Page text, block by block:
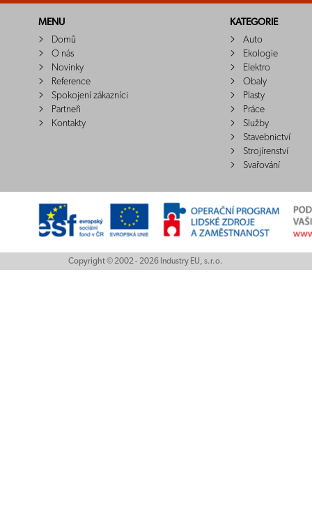
MENU
Domů
O nás
Novinky
Reference
Spokojení zákazníci
Partneři
Kontakty
KATEGORIE
Auto
Ekologie
Elektro
Obaly
Plasty
Práce
Služby
Stavebnictví
Strojírenství
Svařování
Copyright © 2002 - 2026 Industry EU, s.r.o.